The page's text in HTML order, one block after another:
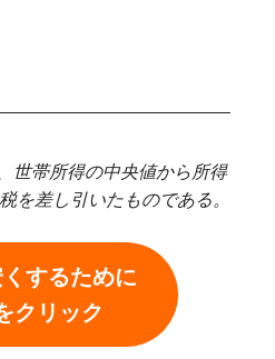
世帯所得の中央値から所得
を差し引いたものである。
するために
クリック